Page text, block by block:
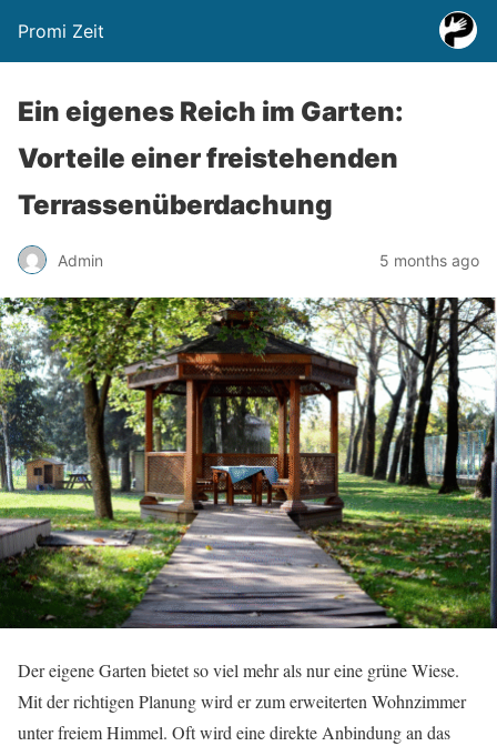
Promi Zeit
Ein eigenes Reich im Garten:
Vorteile einer freistehenden
Terrassenüberdachung
Admin 5 months ago
Der eigene Garten bietet so viel mehr als nur eine grüne Wiese.
Mit der richtigen Planung wird er zum erweiterten Wohnzimmer
unter freiem Himmel. Oft wird eine direkte Anbindung an das